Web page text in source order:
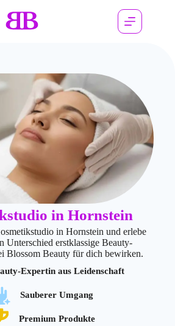
in Hornstein
in Hornstein und erlebe
Unterschied erstklassige Beauty-
Blossom Beauty für dich bewirken.
Expertin aus Leidenschaft
Sauberer Umgang
Premium Produkte